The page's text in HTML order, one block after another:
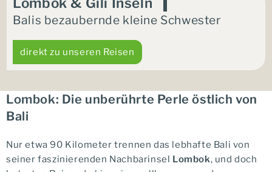
Balis bezaubernde kleine Schwester
direkt zu unseren Reisen
Lombok: Die unberührte Perle östlich von
Bali
Nur etwa 90 Kilometer trennen das lebhafte Bali von
seiner faszinierenden Nachbarinsel Lombok, und doch